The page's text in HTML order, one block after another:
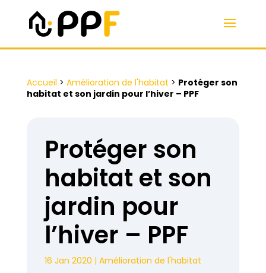
Accueil > Amélioration de l'habitat > Protéger son
habitat et son jardin pour l’hiver – PPF
Protéger son
habitat et son
jardin pour
l’hiver – PPF
16 Jan 2020 | Amélioration de l'habitat